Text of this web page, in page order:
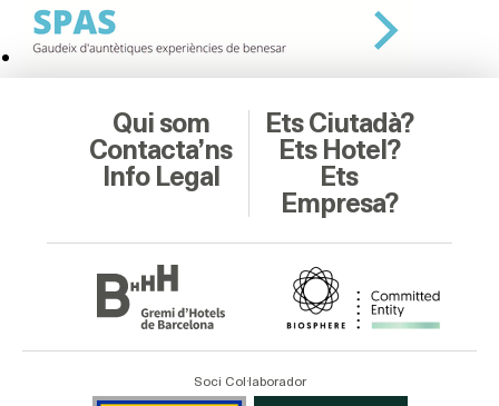
Qui som
Contacta’ns
Info Legal
Ets Ciutadà?
Ets Hotel?
Ets
Empresa?
Soci Col·laborador